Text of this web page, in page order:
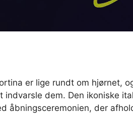
er lige rundt om hjørnet,
dem. Den ikoniske
åbningsceremonien, der